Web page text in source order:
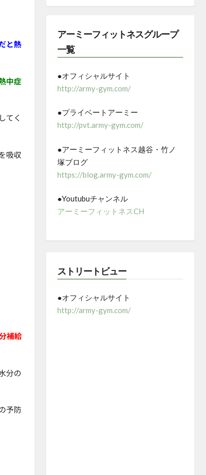
と熱
中症
てく
吸収
補給
分の
予防
アーミーフィットネスグループ
一覧
●オフィシャルサイト
http://army-gym.com/
●プライベートアーミー
http://pvt.army-gym.com/
●アーミーフィットネス越谷・竹ノ
塚ブログ
https://blog.army-gym.com/
●Youtubuチャンネル
アーミーフィットネスCH
ストリートビュー
●オフィシャルサイト
http://army-gym.com/